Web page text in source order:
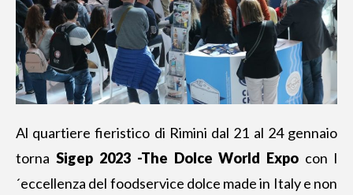
Al quartiere fieristico di Rimini dal 21 al 24 gennaio
torna Sigep 2023 -The Dolce World Expo con l
´eccellenza del foodservice dolce made in Italy e non